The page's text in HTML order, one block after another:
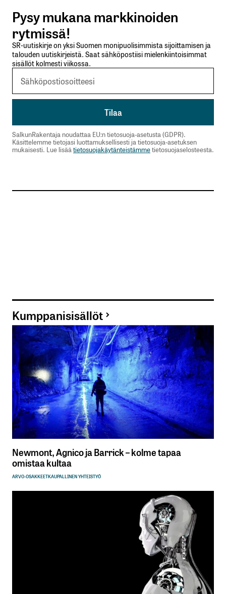
Lähetä kommentti
Pysy mukana markkinoiden
rytmissä!
SR-uutiskirje on yksi Suomen monipuolisimmista sijoittamisen ja
talouden uutiskirjeistä. Saat sähköpostiisi mielenkiintoisimmat
sisällöt kolmesti viikossa.
SalkunRakentaja noudattaa EU:n tietosuoja-asetusta (GDPR).
Käsittelemme tietojasi luottamuksellisesti ja tietosuoja-asetuksen
mukaisesti. Lue lisää tietosuojakäytänteistämmetietosuojaselosteesta.
Kumppanisisällöt
Newmont, Agnico ja Barrick – kolme tapaa
omistaa kultaa
ARVO-OSAKKEETKAUPALLINEN YHTEISTYÖ